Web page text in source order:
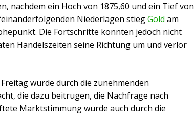
nachdem ein Hoch von 1875,60 und ein Tief von
Niederlagen stiegGold am
Die Fortschritte konnten jedoch nicht
Handelszeiten seine Richtung um und verlor
wurde durch die zunehmenden
die dazu beitrugen, die Nachfrage nach
Marktstimmung wurde auch durch die